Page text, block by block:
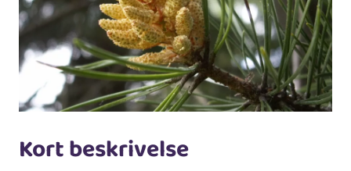
Kort beskrivelse